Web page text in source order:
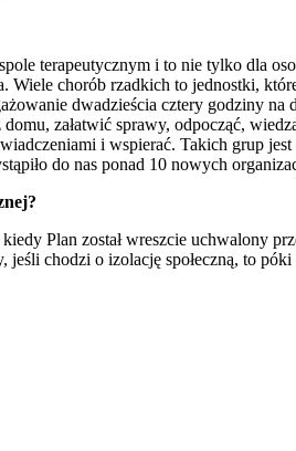
terapeutycznym i to nie tylko dla
Wiele chorób rzadkich to jednostki,
dwadzieścia cztery godziny na
załatwić sprawy, odpocząć,
i wspierać. Takich grup
do nas ponad 10 nowych
Plan został wreszcie uchwalony
jeśli chodzi o izolację społeczną, to